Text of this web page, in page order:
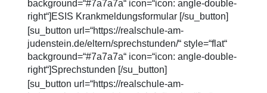
background=“#7a7a7a“ icon=“icon: angle-double-
right“]ESIS Krankmeldungsformular [/su_button]
[su_button url=“https://realschule-am-
judenstein.de/eltern/sprechstunden/“ style=“flat“
background=“#7a7a7a“ icon=“icon: angle-double-
right“]Sprechstunden [/su_button]
[su_button url=“https://realschule-am-